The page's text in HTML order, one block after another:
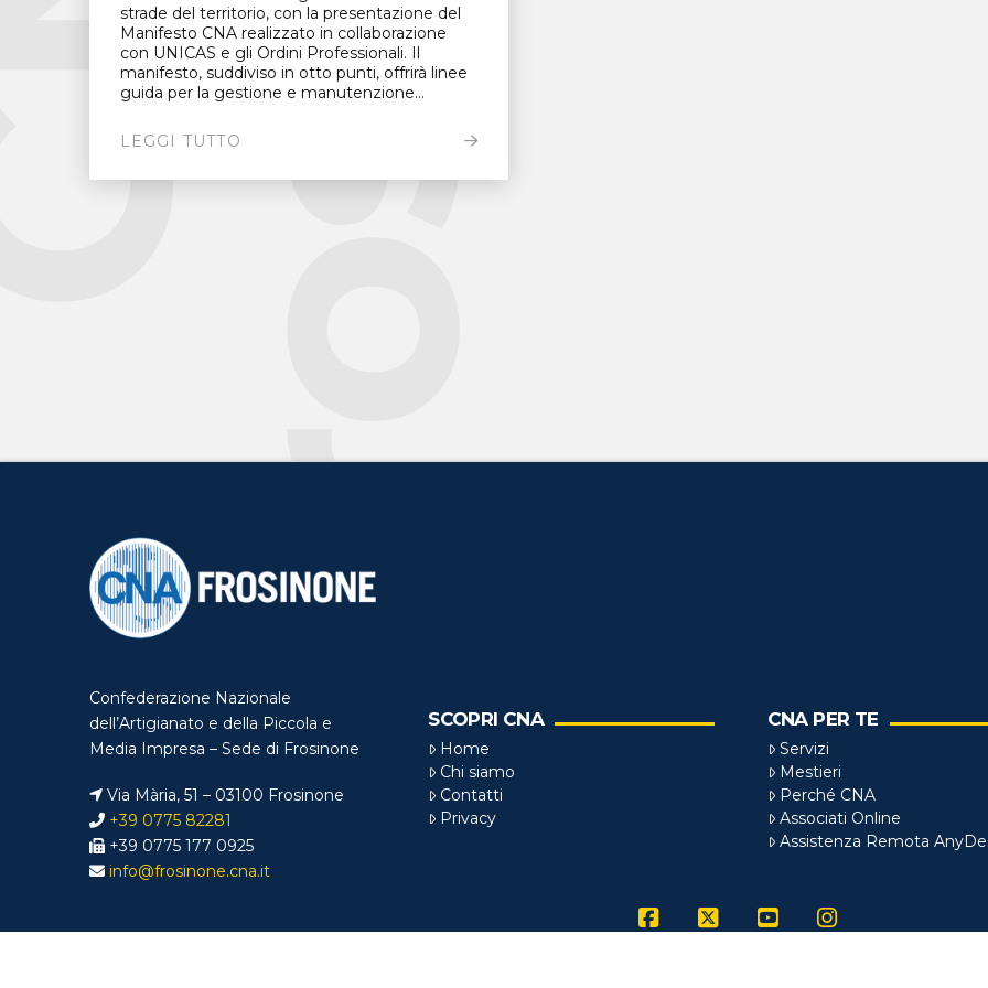
strade del territorio, con la presentazione del
Manifesto CNA realizzato in collaborazione
con UNICAS e gli Ordini Professionali. Il
manifesto, suddiviso in otto punti, offrirà linee
guida per la gestione e manutenzione...
LEGGI TUTTO
Confederazione Nazionale
dell’Artigianato e della Piccola e
Media Impresa – Sede di Frosinone
Via Mària, 51 – 03100 Frosinone
+39 0775 82281
+39 0775 177 0925
info@frosinone.cna.it
SCOPRI CNA
Home
Chi siamo
Contatti
Privacy
CNA PER TE
Servizi
Mestieri
Perché CNA
Associati Online
Assistenza Remota
Facebook
X YouTubeInstagram